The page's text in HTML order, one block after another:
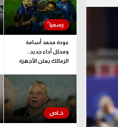
عودة محمد أسامة
ومحلل أداء جديد..
الزمالك يعلن الأجهزة